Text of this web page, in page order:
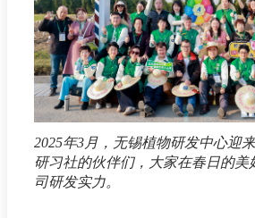
2025年3月，无锡植物研发中心迎
研习社的伙伴们，大家在春日的美
司研发实力。